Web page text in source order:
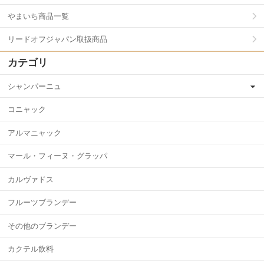
やまいち商品一覧
リードオフジャパン取扱商品
カテゴリ
シャンパーニュ
コニャック
アルマニャック
マール・フィーヌ・グラッパ
カルヴァドス
フルーツブランデー
その他のブランデー
カクテル飲料